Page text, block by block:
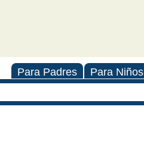
Para Padres Para Niños